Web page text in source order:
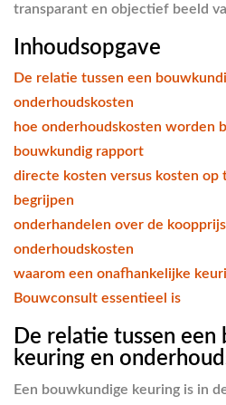
transparant en objectief beeld
Inhoudsopgave
De relatie tussen een
onderhoudskosten
hoe onderhoudskosten worden
bouwkundig rapport
directe kosten versus kosten op
begrijpen
onderhandelen over de
onderhoudskosten
waarom een onafhankelijke
Bouwconsult essentieel is
De relatie tussen
keuring en
Een bouwkundige keuring is in